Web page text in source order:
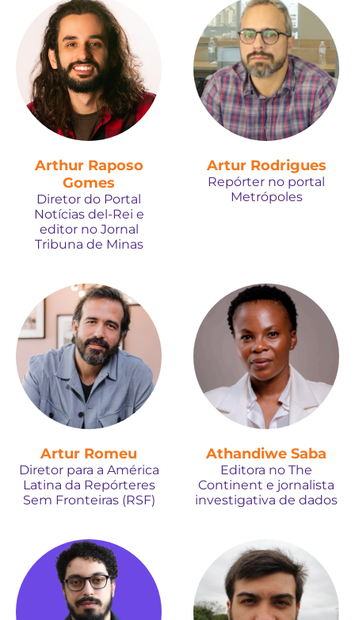
Arthur Raposo
Gomes
Diretor do Portal
Notícias del-Rei e
editor no Jornal
Tribuna de Minas
Artur Rodrigues
Repórter no portal
Metrópoles
Artur Romeu
Diretor para a América
Latina da Repórteres
Sem Fronteiras (RSF)
Athandiwe Saba
Editora no The
Continent e jornalista
investigativa de dados